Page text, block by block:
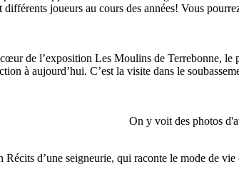
joueurs au cours des années! Vous
de l’exposition Les Moulins de Terrebonne, le
à aujourd’hui. C’est la visite dans le
On y voit des photos
d’une seigneurie, qui raconte le mode de